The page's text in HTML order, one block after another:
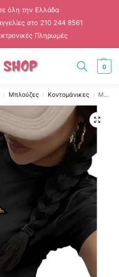
όλη την Ελλάδα
στο 210 244 8561
Πληρωμές
0
/ Μπλούζες / Κοντομάνικες / Μαύρο Κοντομάνικο Γυναικείο Μπλουζάκι με Στάμπα Αστεράκι